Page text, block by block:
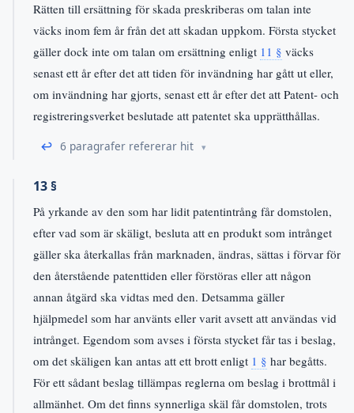
Rätten till ersättning för skada preskriberas om talan inte
väcks inom fem år från det att skadan uppkom. Första stycket
gäller dock inte om talan om ersättning enligt 11 § väcks
senast ett år efter det att tiden för invändning har gått ut eller,
om invändning har gjorts, senast ett år efter det att Patent- och
registreringsverket beslutade att patentet ska upprätthållas.
↩ 6 paragrafer refererar hit
13 §
På yrkande av den som har lidit patentintrång får domstolen,
efter vad som är skäligt, besluta att en produkt som intrånget
gäller ska återkallas från marknaden, ändras, sättas i förvar för
den återstående patenttiden eller förstöras eller att någon
annan åtgärd ska vidtas med den. Detsamma gäller
hjälpmedel som har använts eller varit avsett att användas vid
intrånget. Egendom som avses i första stycket får tas i beslag,
om det skäligen kan antas att ett brott enligt 1 § har begåtts.
För ett sådant beslag tillämpas reglerna om beslag i brottmål i
allmänhet. Om det finns synnerliga skäl får domstolen, trots